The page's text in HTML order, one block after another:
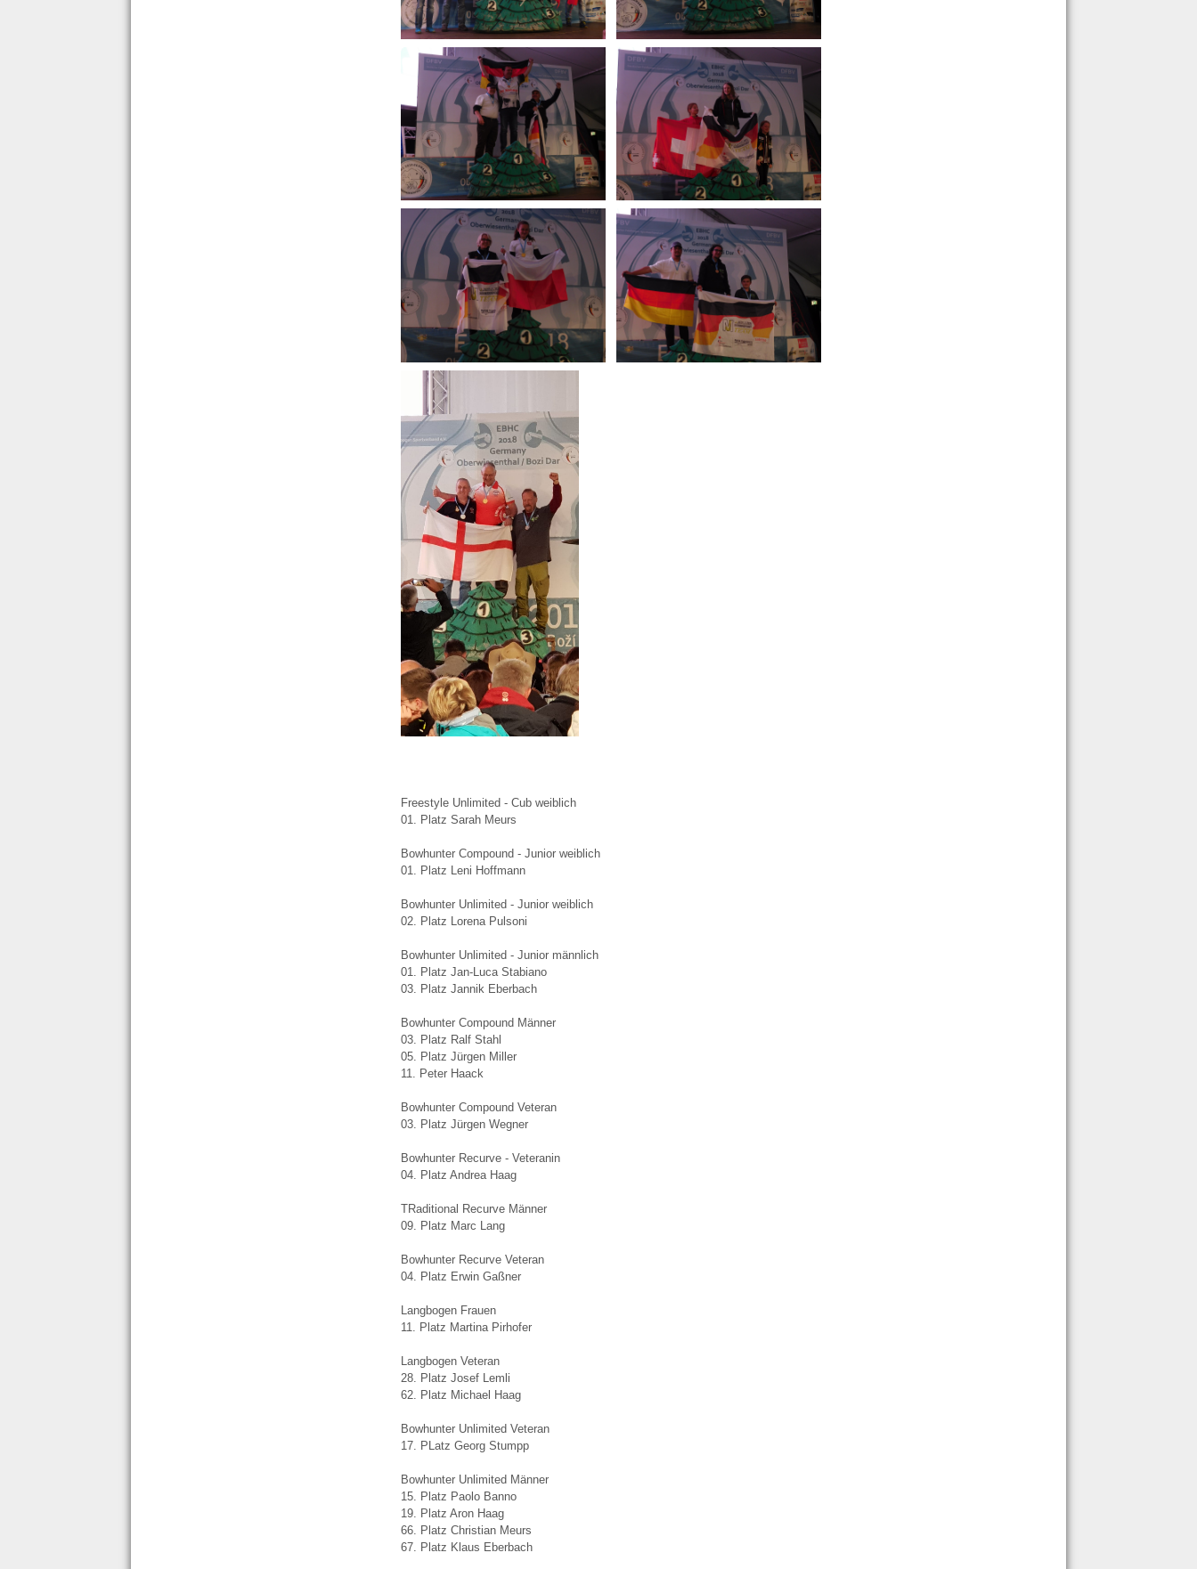
Freestyle Unlimited - Cub weiblich
01. Platz Sarah Meurs
Bowhunter Compound - Junior weiblich
01. Platz Leni Hoffmann
Bowhunter Unlimited - Junior weiblich
02. Platz Lorena Pulsoni
Bowhunter Unlimited - Junior männlich
01. Platz Jan-Luca Stabiano
03. Platz Jannik Eberbach
Bowhunter Compound Männer
03. Platz Ralf Stahl
05. Platz Jürgen Miller
11. Peter Haack
Bowhunter Compound Veteran
03. Platz Jürgen Wegner
Bowhunter Recurve - Veteranin
04. Platz Andrea Haag
TRaditional Recurve Männer
09. Platz Marc Lang
Bowhunter Recurve Veteran
04. Platz Erwin Gaßner
Langbogen Frauen
11. Platz Martina Pirhofer
Langbogen Veteran
28. Platz Josef Lemli
62. Platz Michael Haag
Bowhunter Unlimited Veteran
17. PLatz Georg Stumpp
Bowhunter Unlimited Männer
15. Platz Paolo Banno
19. Platz Aron Haag
66. Platz Christian Meurs
67. Platz Klaus Eberbach